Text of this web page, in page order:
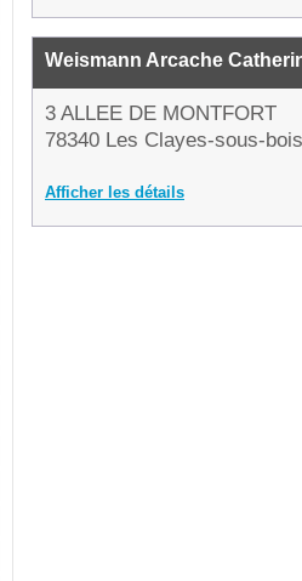
Weismann Arcache
3 ALLEE DE MONTFORT
78340 Les Clayes-sous-bois
Afficher les détails